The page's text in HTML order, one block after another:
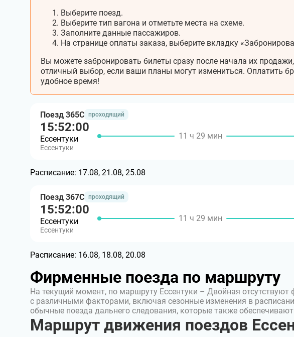
Выберите поезд.
Выберите тип вагона и отметьте места на схеме.
Заполните данные пассажиров.
На странице оплаты заказа, выберите вкладку
Вы можете забронировать билеты сразу после начала их
отличный выбор, если ваши планы могут измениться. Оплатить
удобное время!
Поезд 365С проходящий
15:52:00
Ессентуки
Ессентуки
11 ч 29 мин
Расписание: 17.08, 21.08, 25.08
Поезд 367С проходящий
15:52:00
Ессентуки
Ессентуки
11 ч 29 мин
Расписание: 16.08, 18.08, 20.08
Фирменные поезда по маршруту
На текущий момент, по маршруту Ессентуки – Двойная
с различными факторами, включая сезонные изменения в
обычные поезда дальнего следования, которые также
Маршрут движения поездов